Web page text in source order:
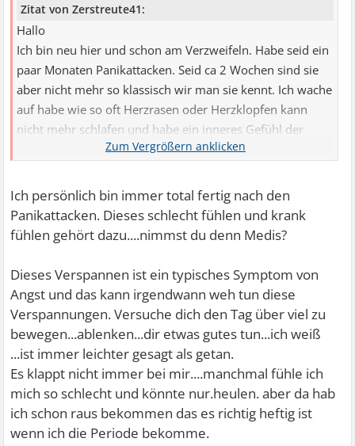
Zitat von Zerstreute41:
Hallo
Ich bin neu hier und schon am Verzweifeln. Habe seid ein
paar Monaten Panikattacken. Seid ca 2 Wochen sind sie
aber nicht mehr so klassisch wir man sie kennt. Ich wache
auf habe wie so oft Herzrasen oder Herzklopfen kann
nicht mehr schlafen und habe ein inneres Gefühl der
Verzweiflung. Ich steigere mich dann so rein und frage
habe. Kaum ziept es irgendwo verspanne ich bekomme
schlecht Luft etc und verfalle aber nicht in Panik sondern
fühle mich einfach schlecht und krank. Würde am liebsten
ins KH fahren damit sie mir irgendwas geben..,.. hat das
noch jemand?
Ich persönlich bin immer total fertig nach den
Panikattacken. Dieses schlecht fühlen und krank
fühlen gehört dazu....nimmst du denn Medis?
Dieses Verspannen ist ein typisches Symptom von
Angst und das kann irgendwann weh tun diese
Verspannungen. Versuche dich den Tag über viel zu
bewegen...ablenken...dir etwas gutes tun...ich weiß
...ist immer leichter gesagt als getan.
Es klappt nicht immer bei mir....manchmal fühle ich
mich so schlecht und könnte nur.heulen. aber da hab
ich schon raus bekommen das es richtig heftig ist
wenn ich die Periode bekomme.